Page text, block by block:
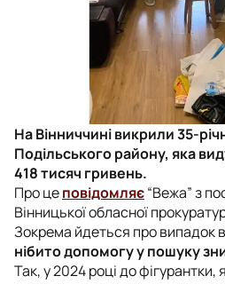
На Вінниччині викрили 35-
Подільського району, яка
418 тисяч гривень.
Про цеповідомляє“Вежа” з
Вінницької обласної
Зокрема йдеться про випадок
нібито допомогу у пошуку
Так, у 2024 році до фігурантки,